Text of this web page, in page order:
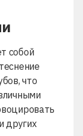
собой
что
других